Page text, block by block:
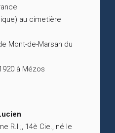
au cimetière
Mont-de-Marsan du
à Mézos
R.I ;, 14è Cie., né le